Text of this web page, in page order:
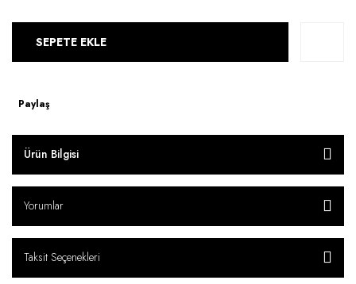
SEPETE EKLE
Paylaş
Ürün Bilgisi
Yorumlar
Taksit Seçenekleri